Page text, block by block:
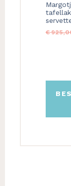
€
optie
kan
worden